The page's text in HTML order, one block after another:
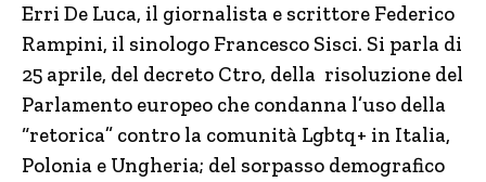
Erri De Luca, il giornalista e scrittore Federico
Rampini, il sinologo Francesco Sisci. Si parla di
25 aprile, del decreto Ctro, della risoluzione del
Parlamento europeo che condanna l’uso della
“retorica” contro la comunità Lgbtq+ in Italia,
Polonia e Ungheria; del sorpasso demografico